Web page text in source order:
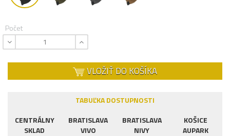
Počet
VLOŽIŤ DO KOŠÍKA
TABUĽKA DOSTUPNOSTI
CENTRÁLNY
SKLAD
BRATISLAVA
VIVO
BRATISLAVA
NIVY
KOŠICE
AUPARK